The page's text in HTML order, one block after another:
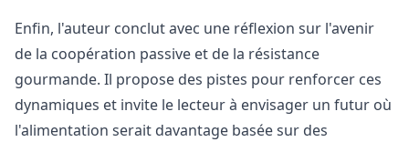
Enfin, l'auteur conclut avec une réflexion sur l'avenir
de la coopération passive et de la résistance
gourmande. Il propose des pistes pour renforcer ces
dynamiques et invite le lecteur à envisager un futur où
l'alimentation serait davantage basée sur des